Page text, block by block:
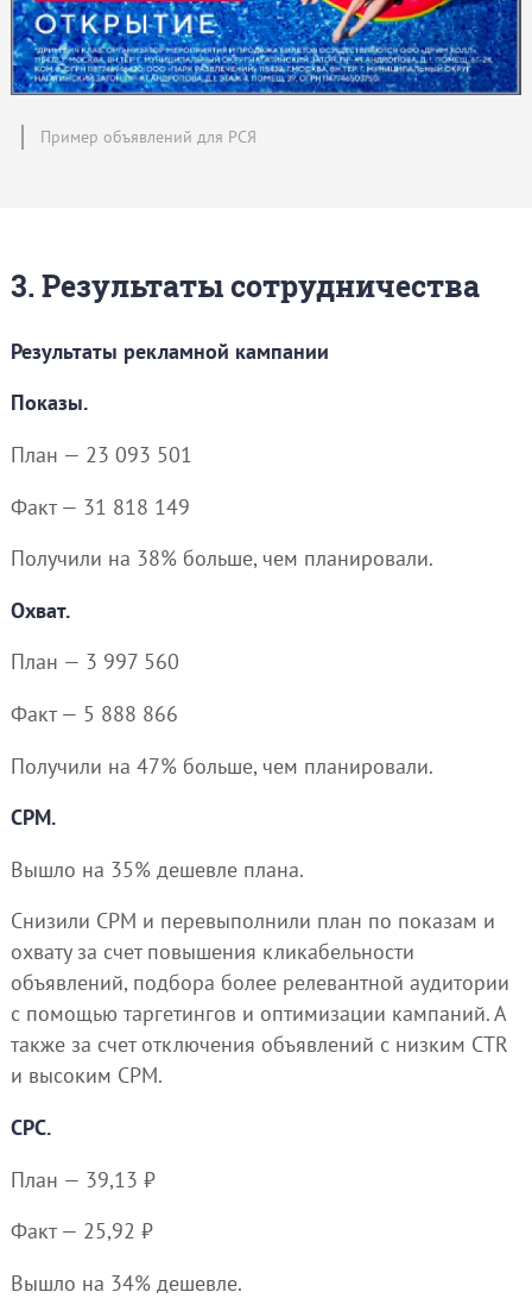
Пример объявлений для РСЯ
3. Результаты сотрудничества
Результаты рекламной кампании
Показы.
План — 23 093 501
Факт — 31 818 149
Получили на 38% больше, чем планировали.
Охват.
План — 3 997 560
Факт — 5 888 866
Получили на 47% больше, чем планировали.
CPM.
Вышло на 35% дешевле плана.
Снизили CPM и перевыполнили план по показам и
охвату за счет повышения кликабельности
объявлений, подбора более релевантной аудитории
с помощью таргетингов и оптимизации кампаний. А
также за счет отключения объявлений с низким CTR
и высоким CPM.
CPC.
План — 39,13 ₽
Факт — 25,92 ₽
Вышло на 34% дешевле.